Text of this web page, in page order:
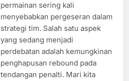
permainan sering kali
menyebabkan pergeseran dalam
strategi tim. Salah satu aspek
yang sedang menjadi
perdebatan adalah kemungkinan
penghapusan rebound pada
tendangan penalti. Mari kita